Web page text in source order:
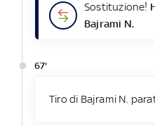
Sostituzione!
Bajrami N.
67'
Tiro di Bajrami N.